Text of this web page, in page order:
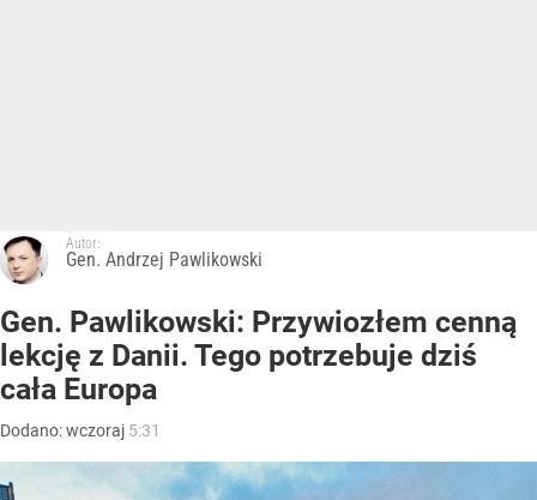
Autor:
Gen. Andrzej Pawlikowski
Gen. Pawlikowski: Przywiozłem cenną
lekcję z Danii. Tego potrzebuje dziś
cała Europa
Dodano:wczoraj 5:31